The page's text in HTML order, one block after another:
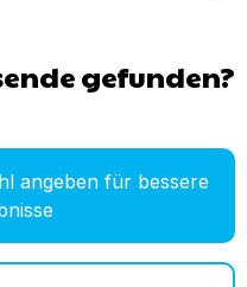
gefunden?
angeben für bessere